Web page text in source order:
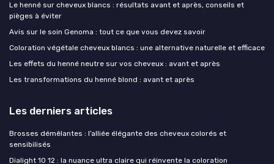
Le henné sur cheveux blancs : résultats avant et après, conseils et
pièges à éviter
Avis sur le soin Genoma : tout ce que vous devez savoir
Coloration végétale cheveux blancs : une alternative naturelle et efficace
Les effets du henné neutre sur vos cheveux : avant et après
Les transformations du henné blond : avant et après
Les derniers articles
Brosses démêlantes : l’alliée élégante des cheveux colorés et
sensibilisés
Dialight 10 12 : la nuance ultra claire qui réinvente la coloration